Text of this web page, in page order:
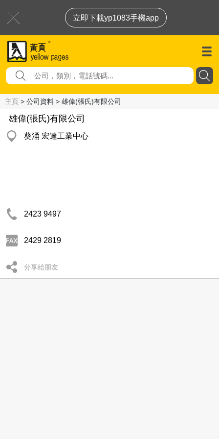
立即下載yp1083手機app
主頁 > 公司資料 > 雄偉(張氏)有限公司
雄偉(張氏)有限公司
葵涌 宏達工業中心
2423 9497
2429 2819
分享給朋友